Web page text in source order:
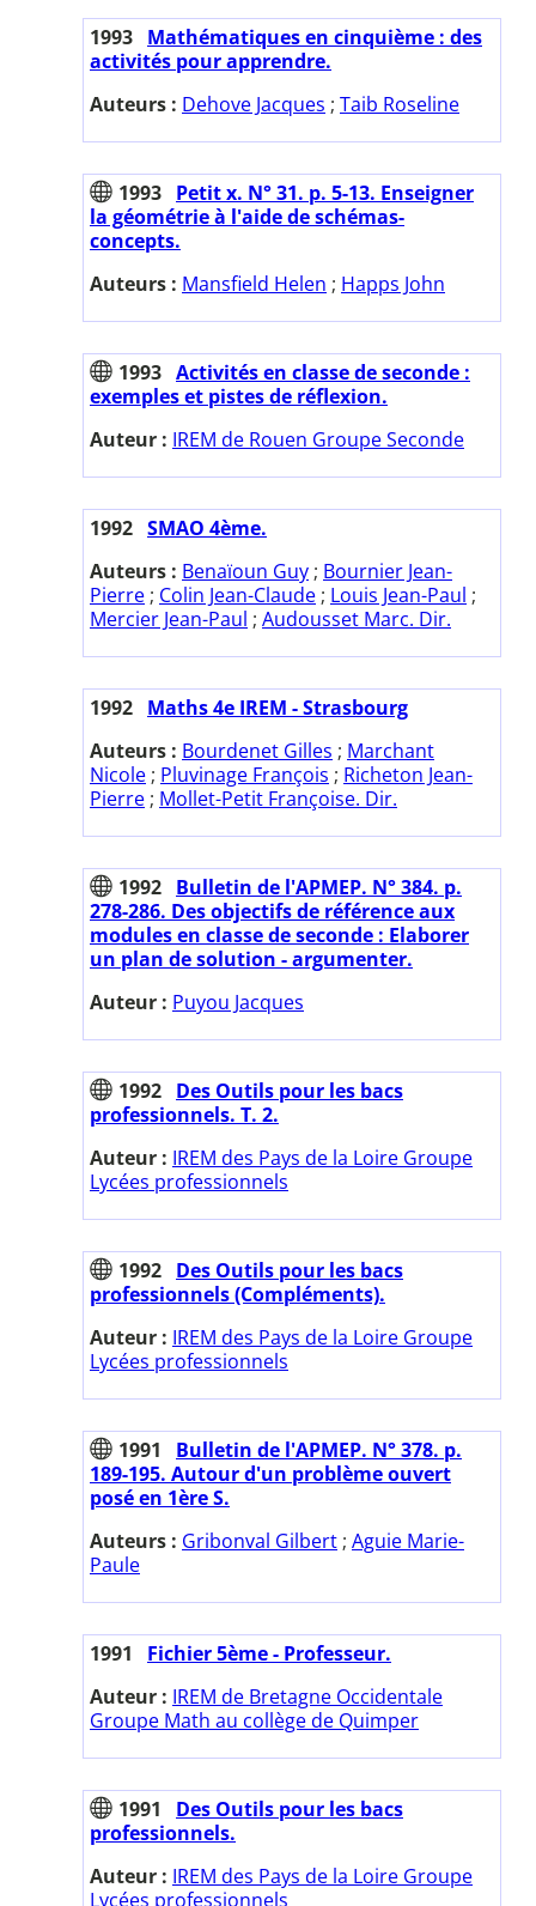
1993 Mathématiques en cinquième : des
activités pour apprendre.
Auteurs : Dehove Jacques ; Taib Roseline
1993 Petit x. N° 31. p. 5-13. Enseigner
la géométrie à l'aide de schémas-
concepts.
Auteurs : Mansfield Helen ; Happs John
1993 Activités en classe de seconde :
exemples et pistes de réflexion.
Auteur : IREM de Rouen Groupe Seconde
1992 SMAO 4ème.
Auteurs : Benaïoun Guy ; Bournier Jean-
Pierre ; Colin Jean-Claude ; Louis Jean-Paul ;
Mercier Jean-Paul ; Audousset Marc. Dir.
1992 Maths 4e IREM - Strasbourg
Auteurs : Bourdenet Gilles ; Marchant
Nicole ; Pluvinage François ; Richeton Jean-
Pierre ; Mollet-Petit Françoise. Dir.
1992 Bulletin de l'APMEP. N° 384. p.
278-286. Des objectifs de référence aux
modules en classe de seconde : Elaborer
un plan de solution - argumenter.
Auteur : Puyou Jacques
1992 Des Outils pour les bacs
professionnels. T. 2.
Auteur : IREM des Pays de la Loire Groupe
Lycées professionnels
1992 Des Outils pour les bacs
professionnels (Compléments).
Auteur : IREM des Pays de la Loire Groupe
Lycées professionnels
1991
Bulletin de l'APMEP. N° 378. p.
189-195. Autour d'un problème ouvert
posé en 1ère S.
Auteurs : Gribonval Gilbert ; Aguie Marie-
Paule
1991
Fichier 5ème - Professeur.
Auteur : IREM de Bretagne Occidentale
Groupe Math au collège de Quimper
1991
Des Outils pour les bacs
professionnels.
Auteur : IREM des Pays de la Loire Groupe
Lycées professionnels